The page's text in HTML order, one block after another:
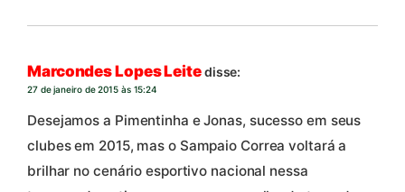
Marcondes Lopes Leitedisse:
27 de janeiro de 2015 às 15:24
Desejamos a Pimentinha e Jonas, sucesso em seus
clubes em 2015, mas o Sampaio Correa voltará a
brilhar no cenário esportivo nacional nessa